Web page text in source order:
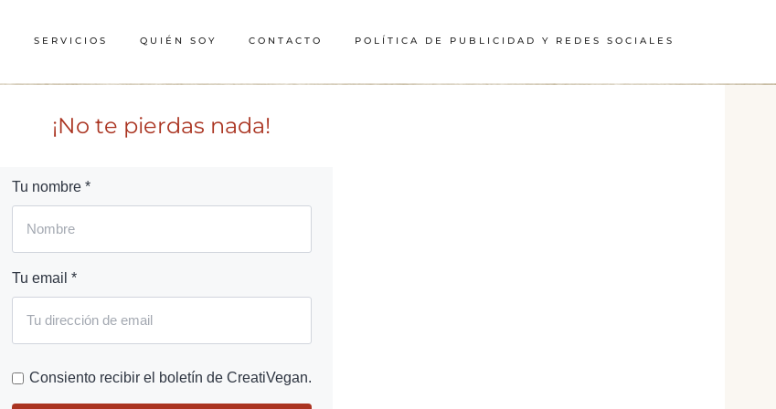
SERVICIOS QUIÉN SOY CONTACTO POLÍTICA DE PUBLICIDAD Y REDES SOCIALES
¡No te pierdas nada!
Tu nombre *
Tu email *
Consiento recibir el boletín de CreatiVegan.